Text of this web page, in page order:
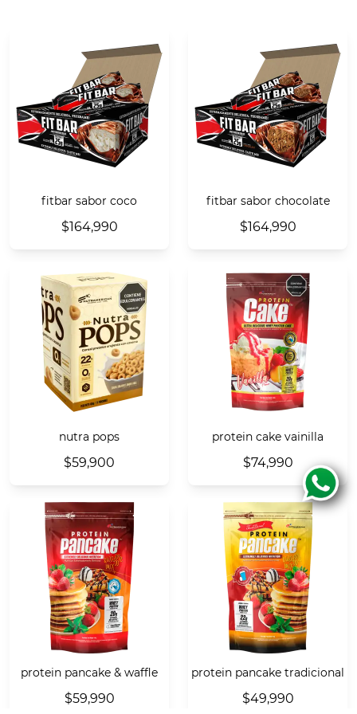
fitbar sabor coco
$164,990
fitbar sabor chocolate
$164,990
nutra pops
$59,900
protein cake vainilla
$74,990
protein pancake & waffle
$59,990
protein pancake tradicional
$49,990